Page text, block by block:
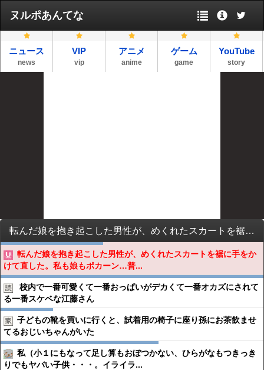
ヌルポあんてな
ニュース
news
VIP
vip
アニメ
anime
ゲーム
game
YouTube
story
転んだ娘を抱き起こした男性が、めくれたスカートを裾に手をかけて直した。私も娘もポカーン…普通さわる？気持ち悪い
転んだ娘を抱き起こした男性が、めくれたスカートを裾に手をか
けて直した。私も娘もポカーン…普...
校内で一番可愛くて一番おっぱいがデカくて一番オカズにされて
る一番スケベな江藤さん
子どもの靴を買いに行くと、試着用の椅子に座り孫にお茶飲ませ
てるおじいちゃんがいた
私（小１にもなって足し算もおぼつかない、ひらがなもつきっき
りでもヤバい子供・・・。イライラ...